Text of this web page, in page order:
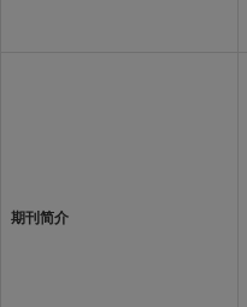
期刊简介